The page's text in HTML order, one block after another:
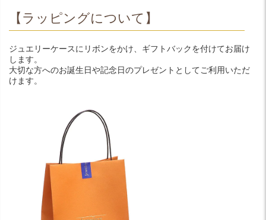
【ラッピングについて】
ジュエリーケースにリボンをかけ、ギフトバックを付けてお届け
します。
大切な方へのお誕生日や記念日のプレゼントとしてご利用いただ
けます。